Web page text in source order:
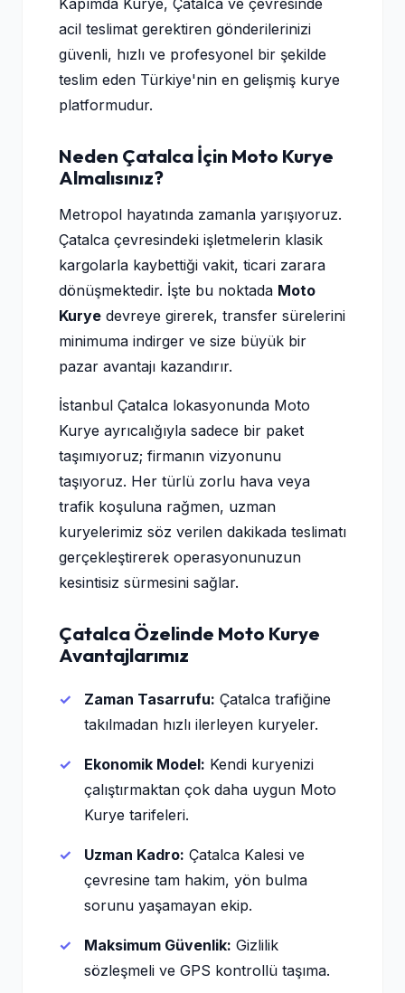
Kapımda Kurye, Çatalca ve çevresinde
acil teslimat gerektiren gönderilerinizi
güvenli, hızlı ve profesyonel bir şekilde
teslim eden Türkiye'nin en gelişmiş kurye
platformudur.
Neden Çatalca İçin Moto Kurye
Almalısınız?
Metropol hayatında zamanla yarışıyoruz.
Çatalca çevresindeki işletmelerin klasik
kargolarla kaybettiği vakit, ticari zarara
dönüşmektedir. İşte bu noktada Moto
Kurye devreye girerek, transfer sürelerini
minimuma indirger ve size büyük bir
pazar avantajı kazandırır.
İstanbul Çatalca lokasyonunda Moto
Kurye ayrıcalığıyla sadece bir paket
taşımıyoruz; firmanın vizyonunu
taşıyoruz. Her türlü zorlu hava veya
trafik koşuluna rağmen, uzman
kuryelerimiz söz verilen dakikada teslimatı
gerçekleştirerek operasyonunuzun
kesintisiz sürmesini sağlar.
Çatalca Özelinde Moto Kurye
Avantajlarımız
Zaman Tasarrufu: Çatalca trafiğine
takılmadan hızlı ilerleyen kuryeler.
Ekonomik Model: Kendi kuryenizi
çalıştırmaktan çok daha uygun Moto
Kurye tarifeleri.
Uzman Kadro: Çatalca Kalesi ve
çevresine tam hakim, yön bulma
sorunu yaşamayan ekip.
Maksimum Güvenlik: Gizlilik
sözleşmeli ve GPS kontrollü taşıma.